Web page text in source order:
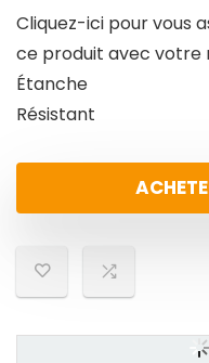
Cliquez-ici pour vous
ce produit avec votre
Étanche
Résistant